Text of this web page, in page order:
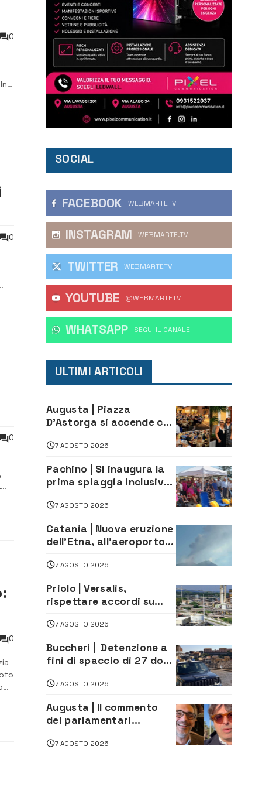
0
a
0
0
0
SOCIAL
FACEBOOK WEBMARTETV
INSTAGRAM WEBMARTE.TV
TWITTER WEBMARTETV
YOUTUBE @WEBMARTETV
WHATSAPP ‎SEGUI IL CANALE
ULTIMI ARTICOLI
Augusta | Piazza
D’Astorga si accende con
Burraco “Sotto le Stelle”
7 AGOSTO 2026
Pachino | Si inaugura la
prima spiaggia inclusiva
assistenza e prevenzione
aperte a tutti
7 AGOSTO 2026
Catania | Nuova eruzione
dell’Etna, all’aeroporto
dirottati
7 AGOSTO 2026
Priolo | Versalis,
rispettare accordi su
lavoro. Il sindaco scrive
alla società
7 AGOSTO 2026
Buccheri | Detenzione a
fini di spaccio di 27 dosi
20enni
7 AGOSTO 2026
Augusta | Il commento
dei parlamentari
firma del contatto per il
7 AGOSTO 2026